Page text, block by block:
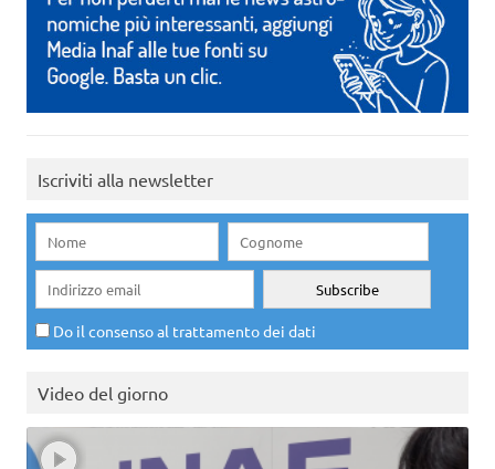
Iscriviti alla newsletter
Do il consenso al trattamento dei dati
Video del giorno